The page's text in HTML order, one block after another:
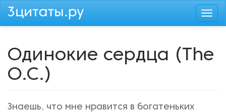
Перейти
Одинокие сердца (The
O.C.)
Знаешь, что мне нравится в богатеньких